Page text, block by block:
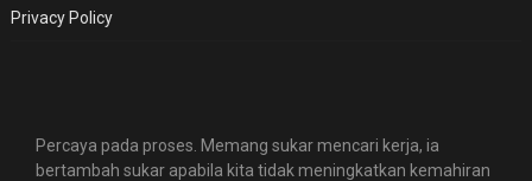
Privacy Policy
Percaya pada proses. Memang sukar mencari kerja, ia
bertambah sukar apabila kita tidak meningkatkan kemahiran